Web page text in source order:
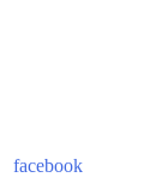
facebook